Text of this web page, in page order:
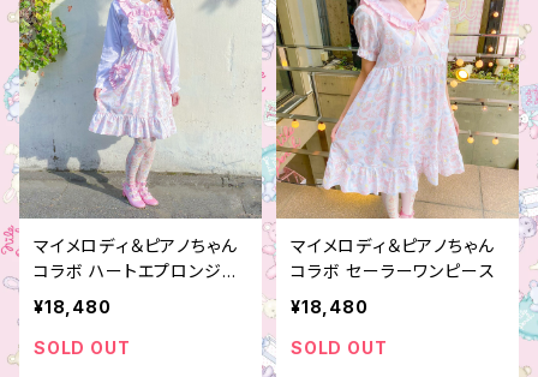
マイメロディ＆ピアノちゃん
コラボ ハートエプロンジャ
ンパースカート
¥18,480
SOLD OUT
マイメロディ＆ピアノちゃん
コラボ セーラーワンピース
¥18,480
SOLD OUT